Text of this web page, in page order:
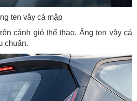
ten vây cá mập
cánh gió thể thao. Ăng ten vây cá
chuẩn.